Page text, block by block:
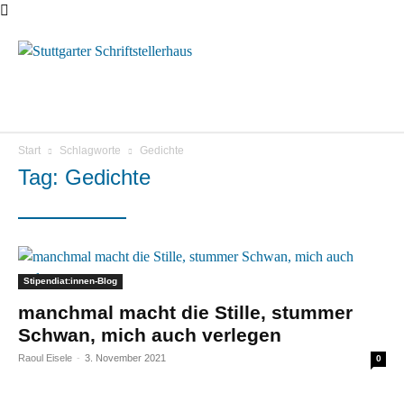
Start Schlagworte Gedichte
Tag: Gedichte
Stipendiat:innen-Blog
manchmal macht die Stille, stummer
Schwan, mich auch verlegen
Raoul Eisele - 3. November 2021 0